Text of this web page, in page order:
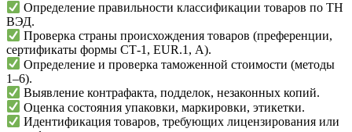
Определение правильности классификации товаров по ТН
ВЭД.
Проверка страны происхождения товаров (преференции,
сертификаты формы СТ-1, EUR.1, А).
Определение и проверка таможенной стоимости (методы
1–6).
Выявление контрафакта, подделок, незаконных копий.
Оценка состояния упаковки, маркировки, этикетки.
Идентификация товаров, требующих лицензирования или